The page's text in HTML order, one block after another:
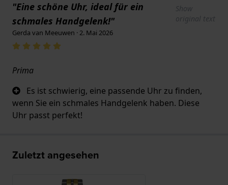
"Eine schöne Uhr, ideal für ein
schmales Handgelenk!"
Show
original text
Gerda van Meeuwen · 2. Mai 2026
Prima
Es ist schwierig, eine passende Uhr zu finden,
wenn Sie ein schmales Handgelenk haben. Diese
Uhr passt perfekt!
Zuletzt angesehen